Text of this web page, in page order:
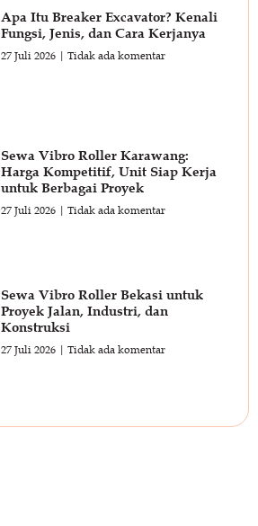
Apa Itu Breaker Excavator? Kenali
Fungsi, Jenis, dan Cara Kerjanya
27 Juli 2026 Tidak ada komentar
Sewa Vibro Roller Karawang:
Harga Kompetitif, Unit Siap Kerja
untuk Berbagai Proyek
27 Juli 2026 Tidak ada komentar
Sewa Vibro Roller Bekasi untuk
Proyek Jalan, Industri, dan
Konstruksi
27 Juli 2026 Tidak ada komentar